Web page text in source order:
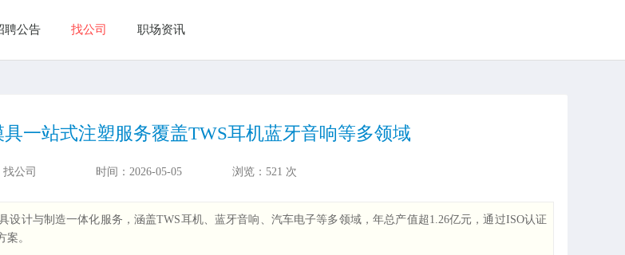
聘公告 找公司 职场资讯
一站式注塑服务覆盖TWS耳机蓝牙音响等多领域
找公司 时间： 2026-05-05 浏览： 521 次
设计与制造一体化服务，涵盖TWS耳机、蓝牙音响、汽车电子等多领域，年总产值超1.26亿元，通过ISO认证
。